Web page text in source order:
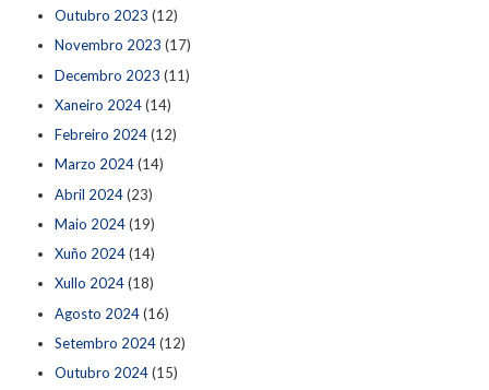
Outubro 2023 (12)
Novembro 2023 (17)
Decembro 2023 (11)
Xaneiro 2024(14)
Febreiro 2024(12)
Marzo 2024(14)
Abril 2024(23)
Maio 2024(19)
Xuño 2024(14)
Xullo 2024(18)
Agosto 2024(16)
Setembro 2024(12)
Outubro 2024(15)